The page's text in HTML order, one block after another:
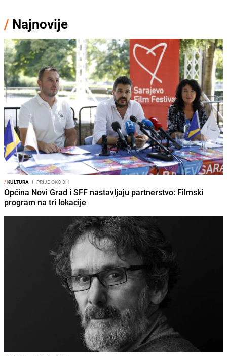
/ Najnovije
/KULTURA I PRIJE OKO 3H
Općina Novi Grad i SFF nastavljaju partnerstvo: Filmski
program na tri lokacije